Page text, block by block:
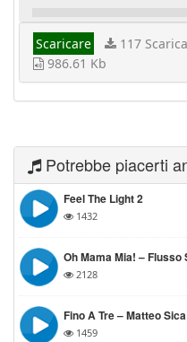
Scaricare 117
986.61 Kb
Potrebbe piacerti
Feel The Light 2
1432
Oh Mama Mia! – Flusso
2128
Fino A Tre – Matteo Sica
1459